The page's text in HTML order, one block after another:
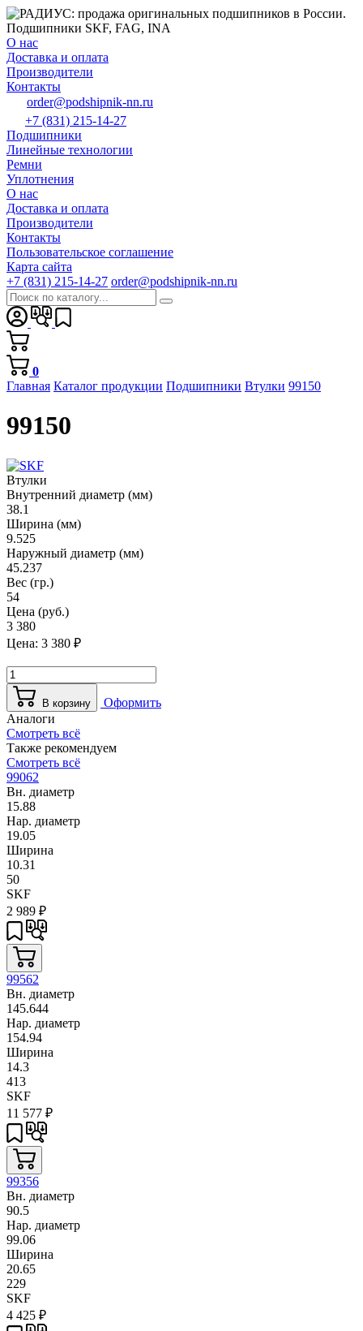
О нас
Доставка и оплата
Производители
Контакты
order@podshipnik-nn.ru
+7 (831) 215-14-27
Подшипники
Линейные технологии
Ремни
Уплотнения
О нас
Доставка и оплата
Производители
Контакты
Пользовательское соглашение
Карта сайта
+7 (831) 215-14-27 order@podshipnik-nn.ru
0
Главная Каталог продукции Подшипники Втулки 99150
99150
Втулки
Внутренний диаметр (мм)
38.1
Ширина (мм)
9.525
Наружный диаметр (мм)
45.237
Вес (гр.)
54
Цена (руб.)
3 380
Цена: 3 380 ₽
В корзину
Оформить
Аналоги
Смотреть всё
Также рекомендуем
Смотреть всё
99062
Вн. диаметр
15.88
Нар. диаметр
19.05
Ширина
10.31
50
SKF
2 989 ₽
99562
Вн. диаметр
145.644
Нар. диаметр
154.94
Ширина
14.3
413
SKF
11 577 ₽
99356
Вн. диаметр
90.5
Нар. диаметр
99.06
Ширина
20.65
229
SKF
4 425 ₽